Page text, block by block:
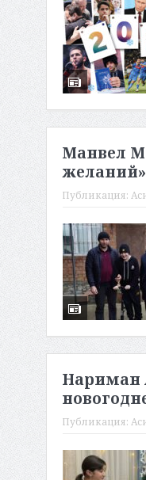
Манвел
желаний»
Публикация:
Нариман
Публикация: